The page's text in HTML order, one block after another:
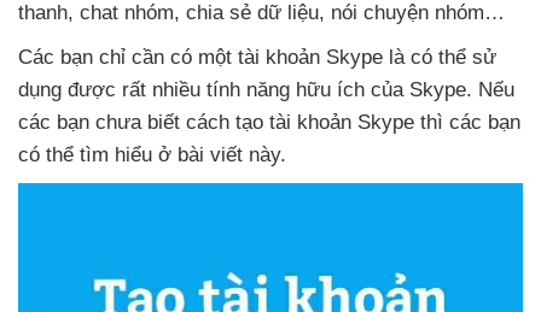
thanh, chat nhóm, chia sẻ dữ liệu, nói chuyện nhóm…
Các bạn chỉ cần có một tài khoản Skype là có thể sử
dụng được rất nhiều tính năng hữu ích của Skype. Nếu
các bạn chưa biết cách tạo tài khoản Skype thì các bạn
có thể tìm hiểu ở bài viết này.